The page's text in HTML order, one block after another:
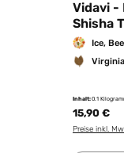
Vidavi -
Shisha
Ice,
Inhalt:0.1
15,90 €
Preise inkl.